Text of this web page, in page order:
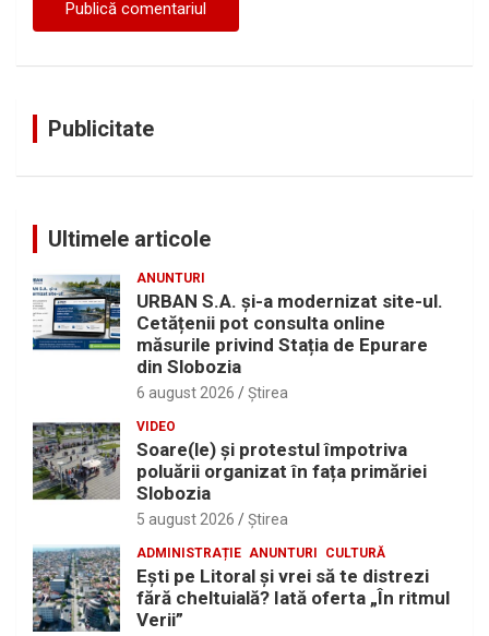
Publicitate
Ultimele articole
ANUNTURI
URBAN S.A. și-a modernizat site-ul.
Cetățenii pot consulta online
măsurile privind Stația de Epurare
din Slobozia
6 august 2026 Ştirea
VIDEO
Soare(le) și protestul împotriva
poluării organizat în fața primăriei
Slobozia
5 august 2026 Ştirea
ADMINISTRAȚIE ANUNTURI CULTURĂ
Eşti pe Litoral şi vrei să te distrezi
fără cheltuială? Iată oferta „În ritmul
Verii”